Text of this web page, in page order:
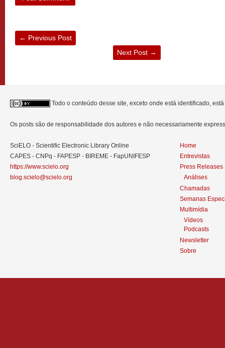
← Previous Post
Next Post →
Todo o conteúdo desse site, exceto onde está identificado,
Os posts são de responsabilidade dos autores e não necessariamente
SciELO - Scientific Electronic Library Online
CAPES - CNPq - FAPESP - BIREME - FapUNIFESP
https://www.scielo.org
blog.scielo@scielo.org
Home
Entrevistas
Press Releases
Análises
Chamadas
Semanas
Multimídia
Vídeos
Podcasts
Newsletter
Sobre